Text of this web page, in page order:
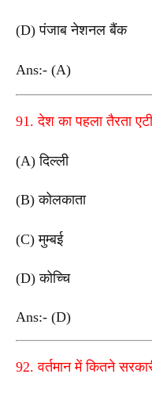
(D) पंजाब नेशनल बैंक
Ans:- (A)
91. देश का पहला तैरता
(A) दिल्ली
(B) कोलकाता
(C) मुम्बई
(D) कोच्चि
Ans:- (D)
92. वर्तमान में कितने